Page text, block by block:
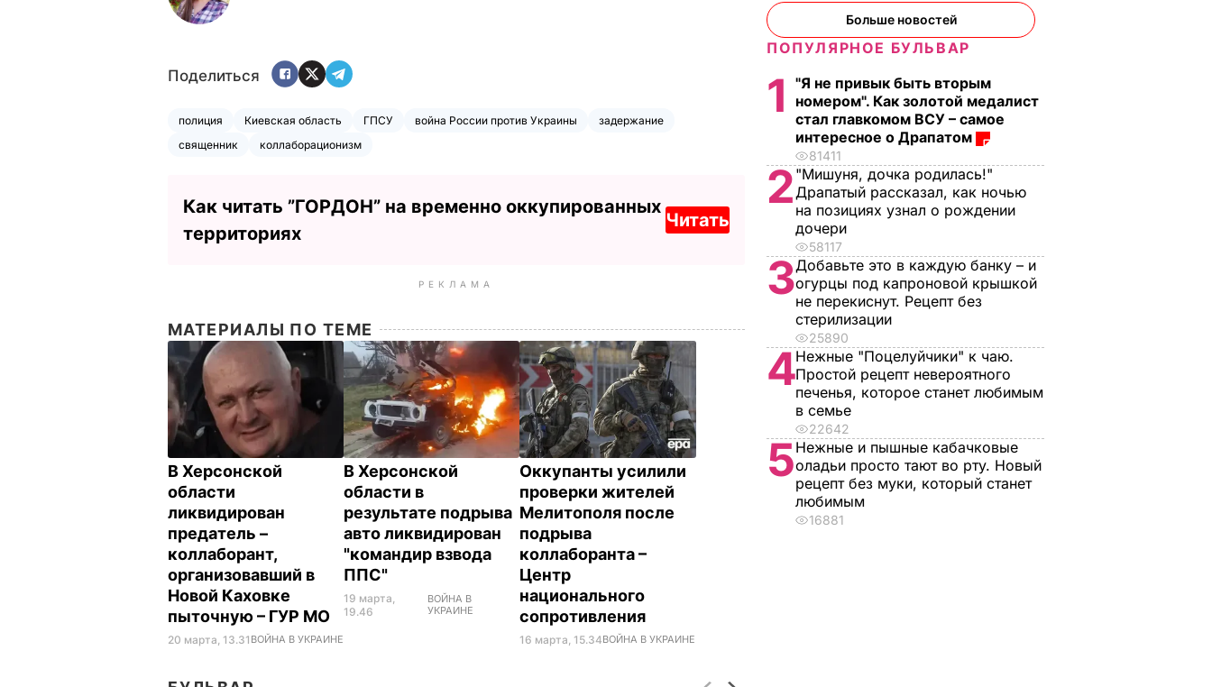
Поделиться
полиция Киевская область ГПСУ война России против Украины
задержание
священник
коллаборационизм
Как читать ”ГОРДОН” на временно оккупированных
территориях
Читать
РЕКЛАМА
МАТЕРИАЛЫ ПО ТЕМЕ
В Херсонской
области
ликвидирован
предатель –
коллаборант,
организовавший в
Новой Каховке
пыточную – ГУР МО
20 марта, 13.31 ВОЙНА В УКРАИНЕ
В Херсонской
области в
результате подрыва
авто ликвидирован
"командир взвода
ППС"
19 марта,
19.46
ВОЙНА В
УКРАИНЕ
Оккупанты усилили
проверки жителей
Мелитополя после
подрыва
коллаборанта –
Центр
национального
сопротивления
16 марта, 15.34ВОЙНА В УКРАИНЕ
Больше новостей
ПОПУЛЯРНОЕ БУЛЬВАР
1
"Я не привык быть вторым
номером". Как золотой медалист
стал главкомом ВСУ – самое
интересное о Драпатом
81411
2 "Мишуня, дочка родилась!"
Драпатый рассказал, как ночью
на позициях узнал о рождении
дочери
58117
3Добавьте это в каждую банку – и
огурцы под капроновой крышкой
не перекиснут. Рецепт без
стерилизации
25890
4Нежные "Поцелуйчики" к чаю.
Простой рецепт невероятного
печенья, которое станет любимым
в семье
22642
5Нежные и пышные кабачковые
оладьи просто тают во рту. Новый
рецепт без муки, который станет
любимым
16881